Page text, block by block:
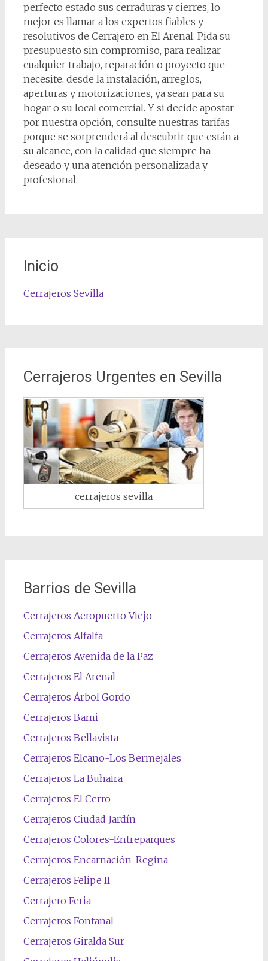
perfecto estado sus cerraduras y cierres, lo
mejor es llamar a los expertos fiables y
resolutivos de Cerrajero en El Arenal. Pida su
presupuesto sin compromiso, para realizar
cualquier trabajo, reparación o proyecto que
necesite, desde la instalación, arreglos,
aperturas y motorizaciones, ya sean para su
hogar o su local comercial. Y si decide apostar
por nuestra opción, consulte nuestras tarifas
porque se sorprenderá al descubrir que están a
su alcance, con la calidad que siempre ha
deseado y una atención personalizada y
profesional.
Inicio
Cerrajeros Sevilla
Cerrajeros Urgentes en Sevilla
cerrajeros sevilla
Barrios de Sevilla
Cerrajeros Aeropuerto Viejo
Cerrajeros Alfalfa
Cerrajeros Avenida de la Paz
Cerrajeros El Arenal
Cerrajeros Árbol Gordo
Cerrajeros Bami
Cerrajeros Bellavista
Cerrajeros Elcano-Los Bermejales
Cerrajeros La Buhaira
Cerrajeros El Cerro
Cerrajeros Ciudad Jardín
Cerrajeros Colores-Entreparques
Cerrajeros Encarnación-Regina
Cerrajeros Felipe II
Cerrajero Feria
Cerrajeros Fontanal
Cerrajeros Giralda Sur